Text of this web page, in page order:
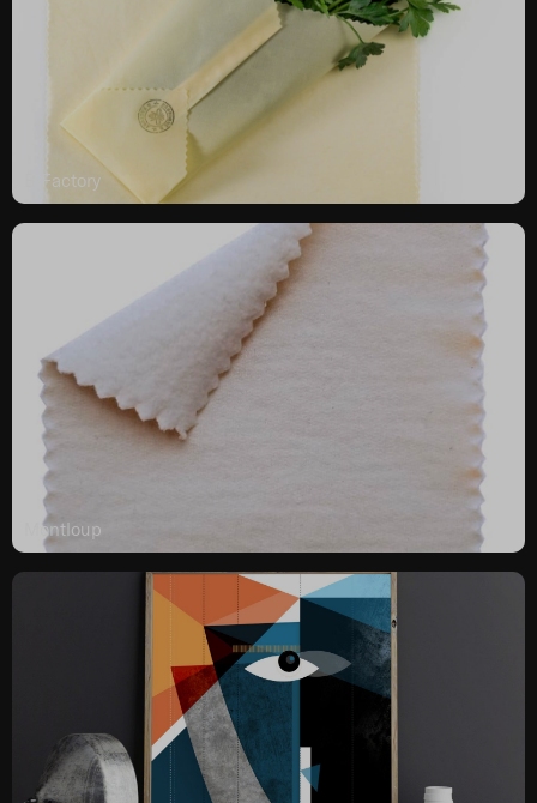
B Factory
Montloup